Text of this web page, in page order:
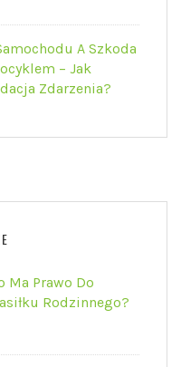
A Szkoda
– Jak
Zdarzenia?
Ma Prawo Do
Rodzinnego?